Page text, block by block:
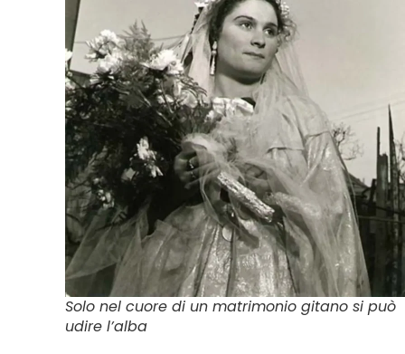
Solo nel cuore di un matrimonio gitano si può
udire l’alba